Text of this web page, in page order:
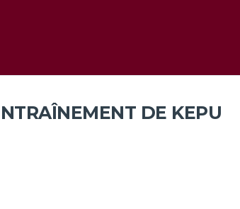
DE KEPU